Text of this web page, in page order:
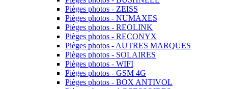
Pièges photos - ZEISS
Pièges photos - NUMAXES
Pièges photos - REOLINK
Pièges photos - RECONYX
Pièges photos - AUTRES MARQUES
Pièges photos - SOLAIRES
Pièges photos - WIFI
Pièges photos - GSM 4G
Pièges photos - BOX ANTIVOL